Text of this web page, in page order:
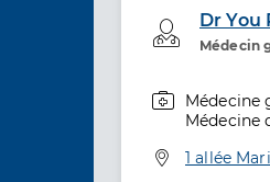
Dr You
Médecin
Spécialités
Médecine
Médecine
Adresse
1 allée